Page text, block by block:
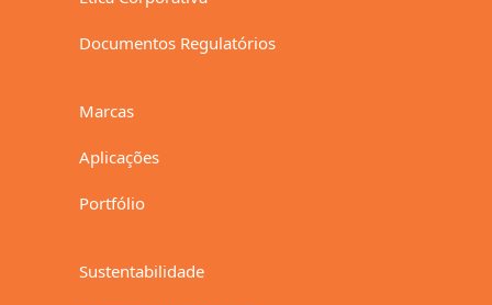
Documentos Regulatórios
Marcas
Aplicações
Portfólio
Sustentabilidade